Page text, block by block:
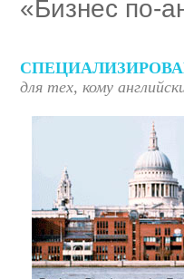
«Бизнес по-
для тех, кому